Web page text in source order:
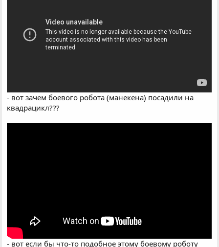
- вот зачем боевого робота (манекена) посадили на
квадрацикл???
- вот если бы что-то подобное этому боевому роботу